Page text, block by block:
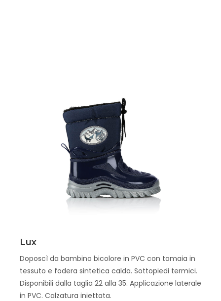
Lux
Doposcì da bambino bicolore in PVC con tomaia in
tessuto e fodera sintetica calda. Sottopiedi termici.
Disponibili dalla taglia 22 alla 35. Applicazione laterale
in PVC. Calzatura iniettata.